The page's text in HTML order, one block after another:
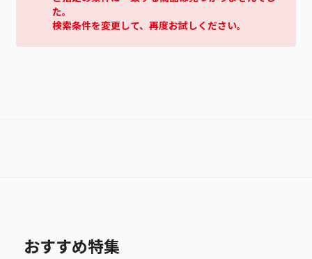
た。
検索条件を変更して、再度お試しください。
おすすめ特集